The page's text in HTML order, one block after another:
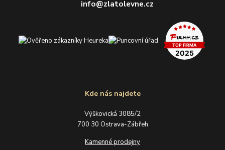
Kde nás najdete
Výškovická 3085/2
700 30 Ostrava-Zábřeh
Kamenné prodejny
info@zlatolevne.cz